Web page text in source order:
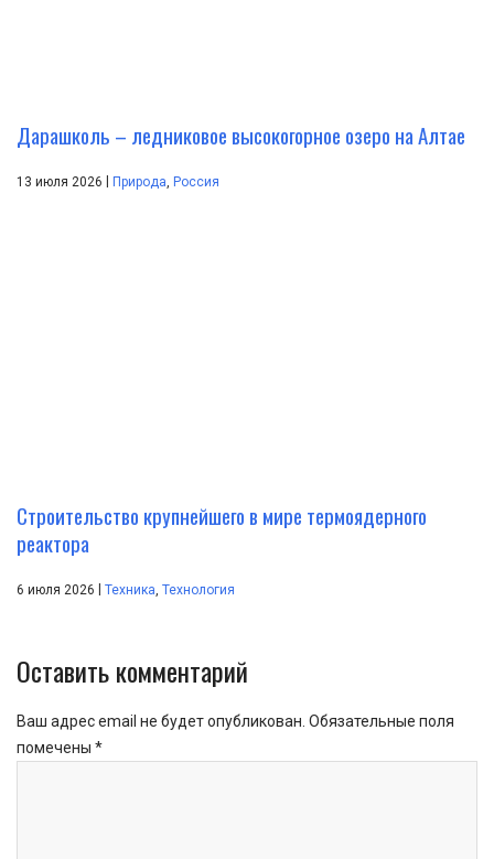
Дарашколь – ледниковое высокогорное озеро на Алтае
13 июля 2026 | Природа Россия
Строительство крупнейшего в мире термоядерного
реактора
6 июля 2026 Техника, Технология
Оставить комментарий
Ваш адрес email не будет опубликован. Обязательные поля
помечены *